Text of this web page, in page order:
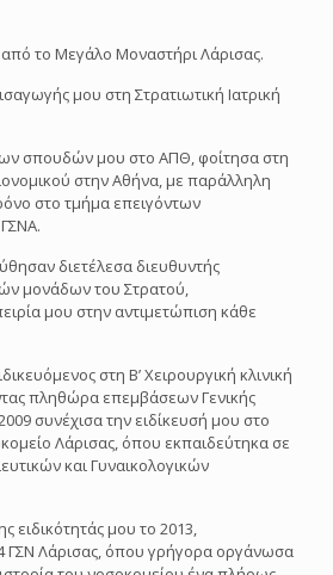
το Μεγάλο Μοναστήρι Λάρισας.
μου στη Στρατιωτική Ιατρική
σπουδών μου στο ΑΠΘ, φοίτησα στη
στην Αθήνα, με παράλληλη
στο τμήμα επειγόντων
διετέλεσα διευθυντής
μονάδων του Στρατού,
μου στην αντιμετώπιση κάθε
στη Β’ Χειρουργική κλινική
πληθώρα επεμβάσεων Γενικής
συνέχισα την ειδίκευσή μου στο
Λάρισας, όπου εκπαιδεύτηκα σε
και Γυναικολογικών
ειδικότητάς μου το 2013,
ΓΣΝ Λάρισας, όπου γρήγορα οργάνωσα